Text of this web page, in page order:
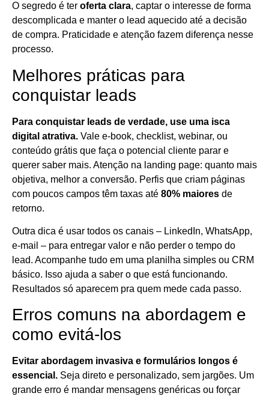
O segredo é ter oferta clara, captar o interesse de forma
descomplicada e manter o lead aquecido até a decisão
de compra. Praticidade e atenção fazem diferença nesse
processo.
Melhores práticas para
conquistar leads
Para conquistar leads de verdade, use uma isca
digital atrativa. Vale e-book, checklist, webinar, ou
conteúdo grátis que faça o potencial cliente parar e
querer saber mais. Atenção na landing page: quanto mais
objetiva, melhor a conversão. Perfis que criam páginas
com poucos campos têm taxas até 80% maiores de
retorno.
Outra dica é usar todos os canais – LinkedIn, WhatsApp,
e-mail – para entregar valor e não perder o tempo do
lead. Acompanhe tudo em uma planilha simples ou CRM
básico. Isso ajuda a saber o que está funcionando.
Resultados só aparecem pra quem mede cada passo.
Erros comuns na abordagem e
como evitá-los
Evitar abordagem invasiva e formulários longos é
essencial. Seja direto e personalizado, sem jargões. Um
grande erro é mandar mensagens genéricas ou forçar